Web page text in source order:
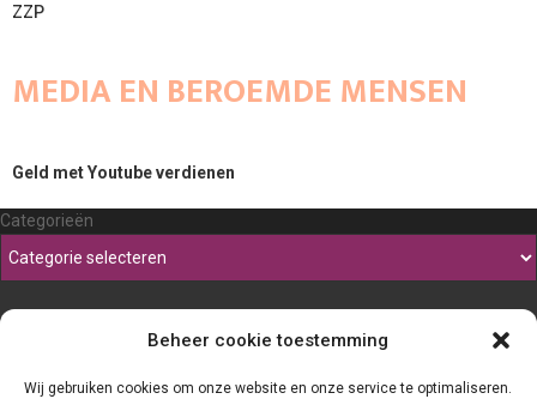
Beheer cookie toestemming
Wij gebruiken cookies om onze website en onze service te optimaliseren.
ZZP
MEDIA EN BEROEMDE MENSEN
Geld met Youtube verdienen
Categorieën